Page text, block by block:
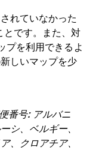
れていなかった
とです。また、対
プを利用できるよ
しいマップを少
番号: アルバニ
シ、ベルギー、
、クロアチア、